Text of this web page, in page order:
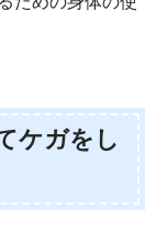
ケガをし